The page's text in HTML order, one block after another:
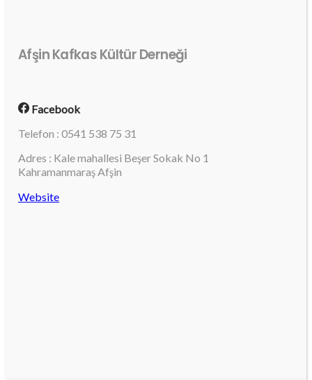
Afşin Kafkas Kültür Derneği
Facebook
Telefon : 0541 538 75 31
Adres : Kale mahallesi Beşer Sokak No 1
Kahramanmaraş Afşin
Website